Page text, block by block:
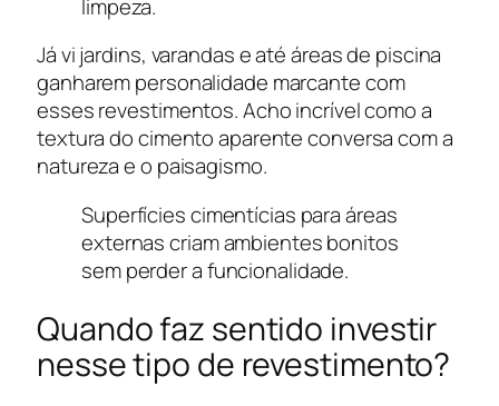
limpeza.
Já vi jardins, varandas e até áreas de piscina
ganharem personalidade marcante com
esses revestimentos. Acho incrível como a
textura do cimento aparente conversa com a
natureza e o paisagismo.
Superfícies cimentícias para áreas
externas criam ambientes bonitos
sem perder a funcionalidade.
Quando faz sentido investir
nesse tipo de revestimento?